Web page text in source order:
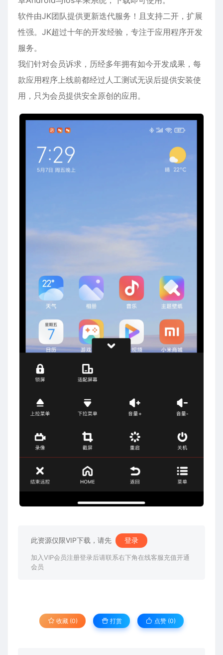
软件由JK团队提供更新迭代服务！且支持二开，扩展
性强。JK超过十年的开发经验，专注于应用程序开发
服务。
我们针对会员诉求，历经多年拥有如今开发成果，每
款应用程序上线前都经过人工测试无误后提供安装使
用，只为会员提供安全原创的应用。
此资源仅限VIP下载，请先 登录
加入VIP会员注册登录后请联系右下角在线客服充值开通
会员
收藏 (0) 打赏 点赞 (0)